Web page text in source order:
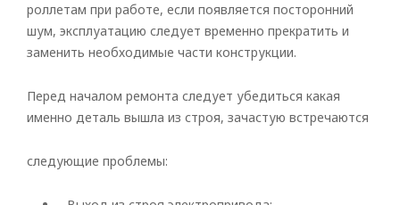
Рулонные
Горизонтальные
Вертикальные
роллетам при работе, если появляется посторонний
шум, эксплуатацию следует временно прекратить и
заменить необходимые части конструкции.
Перед началом ремонта следует убедиться какая
именно деталь вышла из строя, зачастую встречаются
следующие проблемы: